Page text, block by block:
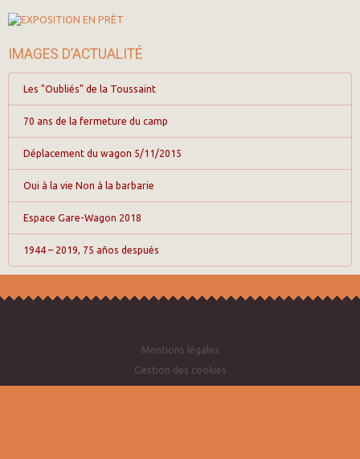
IMAGES D’ACTUALITÉ
Les "Oubliés" de la Toussaint
70 ans de la fermeture du camp
Déplacement du wagon 5/11/2015
Oui à la vie Non à la barbarie
Espace Gare-Wagon 2018
1944 – 2019, 75 años después
Mentions légales
Gestion des cookies